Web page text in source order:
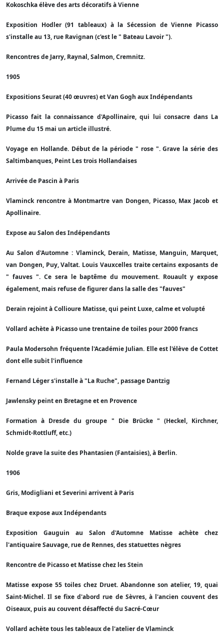
Kokoschka élève des arts décoratifs à Vienne
Exposition Hodler (91 tableaux) à la Sécession de Vienne Picasso
s'installe au 13, rue Ravignan (c'est le " Bateau Lavoir ").
Rencontres de Jarry, Raynal, Salmon, Cremnitz.
1905
Expositions Seurat (40 œuvres) et Van Gogh aux Indépendants
Picasso fait la connaissance d'Apollinaire, qui lui consacre dans La
Plume du 15 mai un article illustré.
Voyage en Hollande. Début de la période " rose ". Grave la série des
Saltimbanques, Peint Les trois Hollandaises
Arrivée de Pascin à Paris
Vlaminck rencontre à Montmartre van Dongen, Picasso, Max Jacob et
Apollinaire.
Expose au Salon des Indépendants
Au Salon d'Automne : Vlaminck, Derain, Matisse, Manguin, Marquet,
van Dongen, Puy, Valtat. Louis Vauxcelles traite certains exposants de
" fauves ". Ce sera le baptême du mouvement. Rouault y expose
également, mais refuse de figurer dans la salle des "fauves"
Derain rejoint à Collioure Matisse, qui peint Luxe, calme et volupté
Vollard achète à Picasso une trentaine de toiles pour 2000 francs
Paula Modersohn fréquente l'Académie Julian. Elle est l'élève de Cottet
dont elle subit l'influence
Fernand Léger s'installe à "La Ruche", passage Dantzig
Jawlensky peint en Bretagne et en Provence
Formation à Dresde du groupe " Die Brücke " (Heckel, Kirchner,
Schmidt-Rottluff, etc.)
Nolde grave la suite des Phantasien (Fantaisies), à Berlin.
1906
Gris, Modigliani et Severini arrivent à Paris
Braque expose aux Indépendants
Exposition Gauguin au Salon d'Automne Matisse achète chez
l'antiquaire Sauvage, rue de Rennes, des statuettes nègres
Rencontre de Picasso et Matisse chez les Stein
Matisse expose 55 toiles chez Druet. Abandonne son atelier, 19, quai
Saint-Michel. Il se fixe d'abord rue de Sèvres, à l'ancien couvent des
Oiseaux, puis au couvent désaffecté du Sacré-Cœur
Vollard achète tous les tableaux de l'atelier de Vlaminck